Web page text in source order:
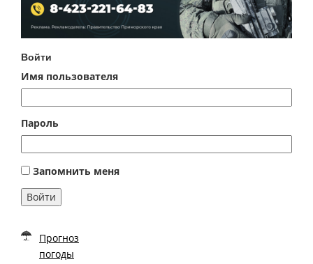
Войти
Имя пользователя
Пароль
Запомнить меня
Войти
Прогноз
погоды